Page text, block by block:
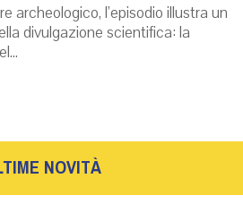
archeologico, l’episodio illustra un
divulgazione scientifica: la
NOVITÀ